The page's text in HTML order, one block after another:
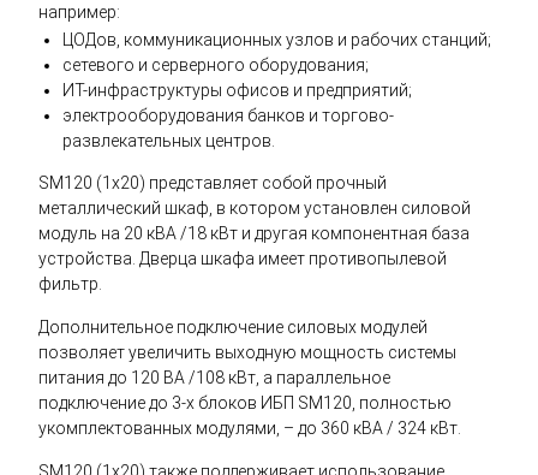
например:
ЦОДов, коммуникационных узлов и рабочих станций;
сетевого и серверного оборудования;
ИТ-инфраструктуры офисов и предприятий;
электрооборудования банков и торгово-
развлекательных центров.
SM120 (1x20) представляет собой прочный
металлический шкаф, в котором установлен силовой
модуль на 20 кВА /18 кВт и другая компонентная база
устройства. Дверца шкафа имеет противопылевой
фильтр.
Дополнительное подключение силовых модулей
позволяет увеличить выходную мощность системы
питания до 120 ВА /108 кВт, а параллельное
подключение до 3-х блоков ИБП SM120, полностью
укомплектованных модулями, – до 360 кВА / 324 кВт.